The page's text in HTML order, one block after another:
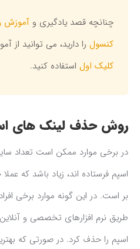
چنانچه قصد یادگیری و آموزش
کنسول را دارید، می توانید از
کلیک اول استفاده کنید.
روش حذف لینک های
در برخی موارد ممکن است تعداد
اسپم فرستاده اند، زیاد باشد که
بر است. در این گونه موارد برخی
طریق نرم افزارهای تخصصی و
اسپم را حذف کرد. در صورتی که